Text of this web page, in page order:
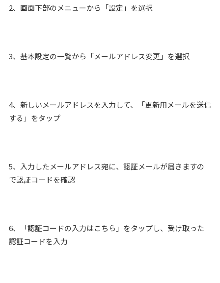
2、画面下部のメニューから「設定」を選択
3、基本設定の一覧から「メールアドレス変更」を選択
4、新しいメールアドレスを入力して、「更新用メールを送信
する」をタップ
5、入力したメールアドレス宛に、認証メールが届きますの
で認証コードを確認
6、「認証コードの入力はこちら」をタップし、受け取った
認証コードを入力